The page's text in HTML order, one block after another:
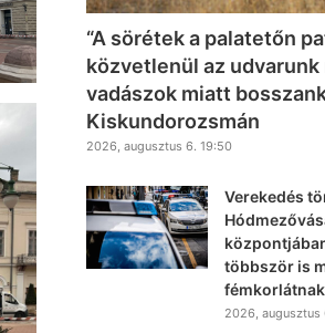
“A sörétek a palatetőn
közvetlenül az udvarunk
vadászok miatt
Kiskundorozsmán
2026, augusztus 6. 19:50
Verekedés
többször is
2026, augusztus